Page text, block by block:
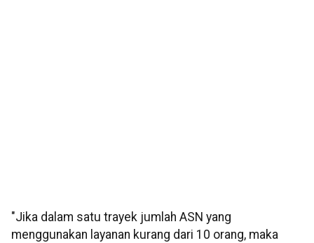
"Jika dalam satu trayek jumlah ASN yang
menggunakan layanan kurang dari 10 orang, maka